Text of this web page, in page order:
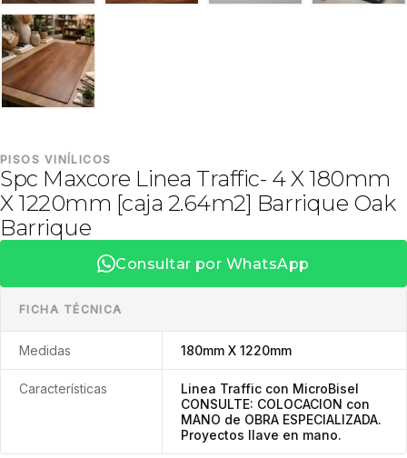
PISOS VINÍLICOS
Spc Maxcore Linea Traffic- 4 X 180mm
X 1220mm [caja 2.64m2] Barrique Oak
Barrique
Consultar por WhatsApp
FICHA TÉCNICA
Medidas 180mm X 1220mm
Características
Linea Traffic con MicroBisel
CONSULTE: COLOCACION con
MANO de OBRA ESPECIALIZADA.
Proyectos llave en mano.